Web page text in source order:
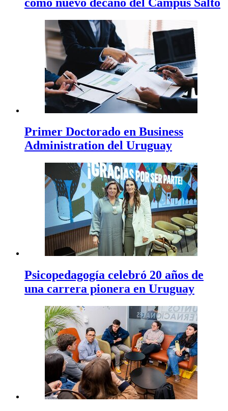
Primer Doctorado en Business
Administration del Uruguay
Psicopedagogía celebró 20 años de
una carrera pionera en Uruguay